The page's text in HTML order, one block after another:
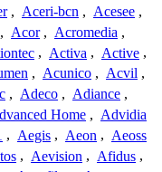
, Aceri-bcn , Acesee ,
, Acor , Acromedia ,
, Activa , Active ,
, Acunico , Acvil ,
, Adeco , Adiance ,
Home , Advidia
, Aegis , Aeon , Aeoss
, Aevision , Afidus ,